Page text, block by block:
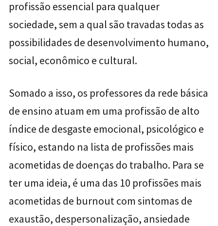
profissão essencial para qualquer
sociedade, sem a qual são travadas todas as
possibilidades de desenvolvimento humano,
social, econômico e cultural.
Somado a isso, os professores da rede básica
de ensino atuam em uma profissão de alto
índice de desgaste emocional, psicológico e
físico, estando na lista de profissões mais
acometidas de doenças do trabalho. Para se
ter uma ideia, é uma das 10 profissões mais
acometidas de burnout com sintomas de
exaustão, despersonalização, ansiedade